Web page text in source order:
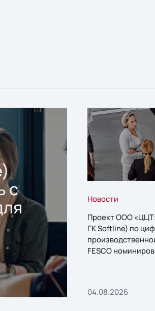
с
Новости
Проект ООО
ГК Softline) по
FESCO
04.08.2026